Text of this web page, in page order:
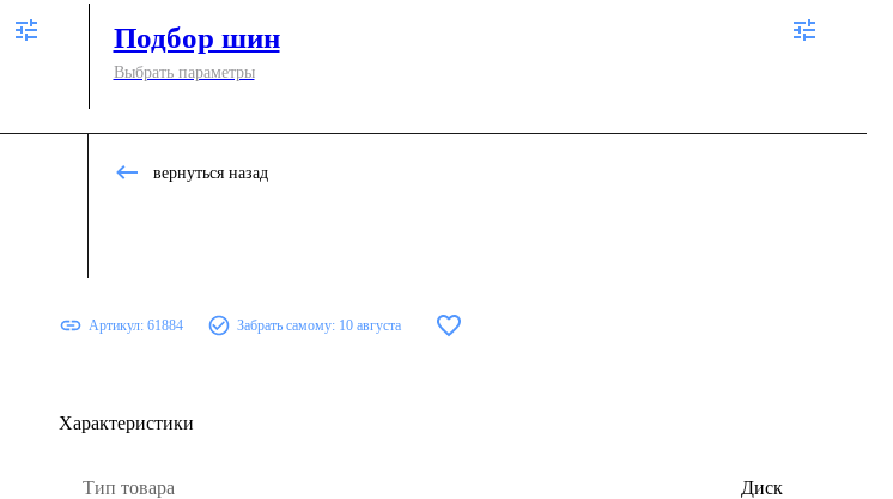
Подбор шин
Выбрать параметры
вернуться назад
Артикул: 61884 Забрать самому: 10 августа
Характеристики
Тип товара Диск